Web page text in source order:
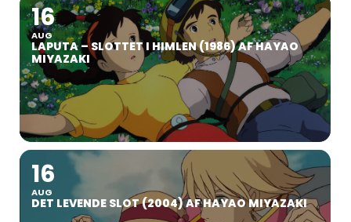
16
AUG
LAPUTA – SLOTTET I HIMLEN (1986) AF HAYAO
MIYAZAKI
16
AUG
DET LEVENDE SLOT (2004) AF HAYAO MIYAZAKI